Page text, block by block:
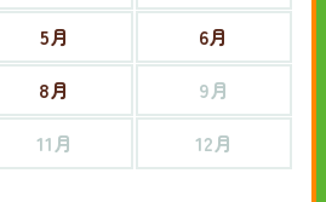
5月
6月
8月
9月
11月 12月